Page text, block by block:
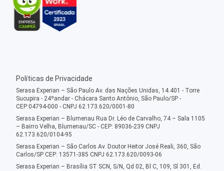
Políticas de Privacidade
Serasa Experian – São Paulo Av. das Nações Unidas, 14.401 - Torre
Sucupira - 24ºandar - Chácara Santo Antônio, São Paulo/SP -
CEP:04794-000 - CNPJ 62.173.620/0001-80
Serasa Experian – Blumenau Rua Dr. Léo de Carvalho, 74 – Sala 1105
– Bairro Velha, Blumenau/SC - CEP: 89036-239 CNPJ
62.173.620/0104-95
Serasa Experian – São Carlos Av. Doutor Heitor José Reali, 360, São
Carlos/SP CEP: 13571-385 CNPJ 62.173.620/0093-06
Serasa Experian – Brasília ST SCN, S/N, Qd 02, Bl C, 109, Sl 301, Ed.